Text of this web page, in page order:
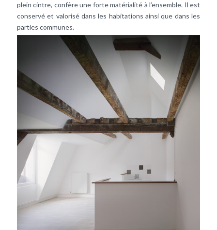
plein cintre, confère une forte matérialité à l’ensemble. Il est
conservé et valorisé dans les habitations ainsi que dans les
parties communes.